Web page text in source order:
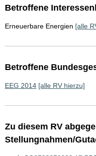
Betroffene
Erneuerbare Energien [alle
Betroffene
EEG 2014 [alle RV hierzu]
Zu diesem RV
Stellungnahmen/